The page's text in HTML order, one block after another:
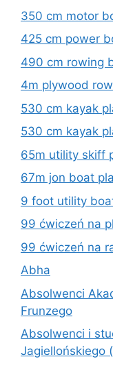
350 cm motor
425 cm power
490 cm rowing
4m plywood
530 cm kayak
530 cm kayak
65m utility skiff
67m jon boat
9 foot utility
99 ćwiczeń na
99 ćwiczeń na
Abha
Absolwenci
Frunzego
Absolwenci i
Jagiellońskiego